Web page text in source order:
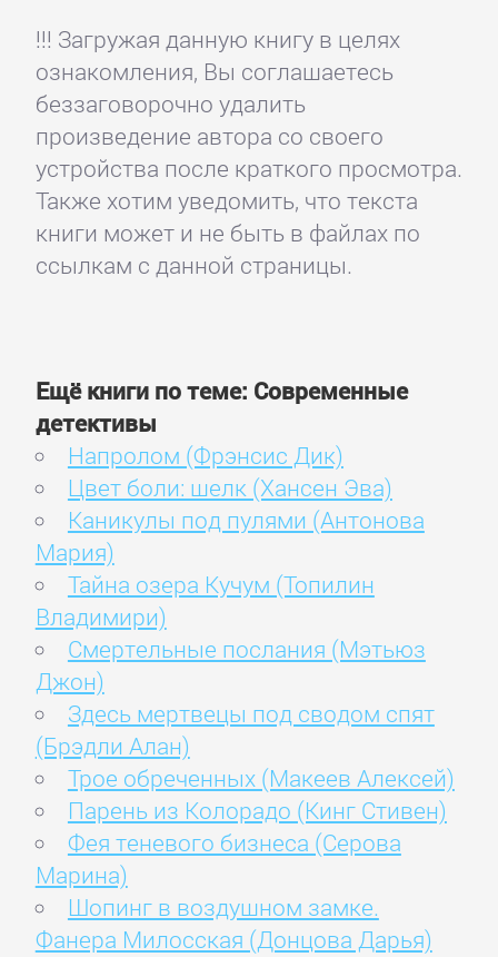
!!! Загружая данную книгу в целях
ознакомления, Вы соглашаетесь
беззаговорочно удалить
произведение автора со своего
устройства после краткого просмотра.
Также хотим уведомить, что текста
книги может и не быть в файлах по
ссылкам с данной страницы.
Ещё книги по теме: Современные
детективы
Напролом (Фрэнсис Дик)
Цвет боли: шелк (Хансен Эва)
Каникулы под пулями (Антонова
Мария)
Тайна озера Кучум (Топилин
Владимири)
Смертельные послания (Мэтьюз
Джон)
Здесь мертвецы под сводом спят
(Брэдли Алан)
Трое обреченных (Макеев Алексей)
Парень из Колорадо (Кинг Стивен)
Фея теневого бизнеса (Серова
Марина)
Шопинг в воздушном замке.
Фанера Милосская (Донцова Дарья)